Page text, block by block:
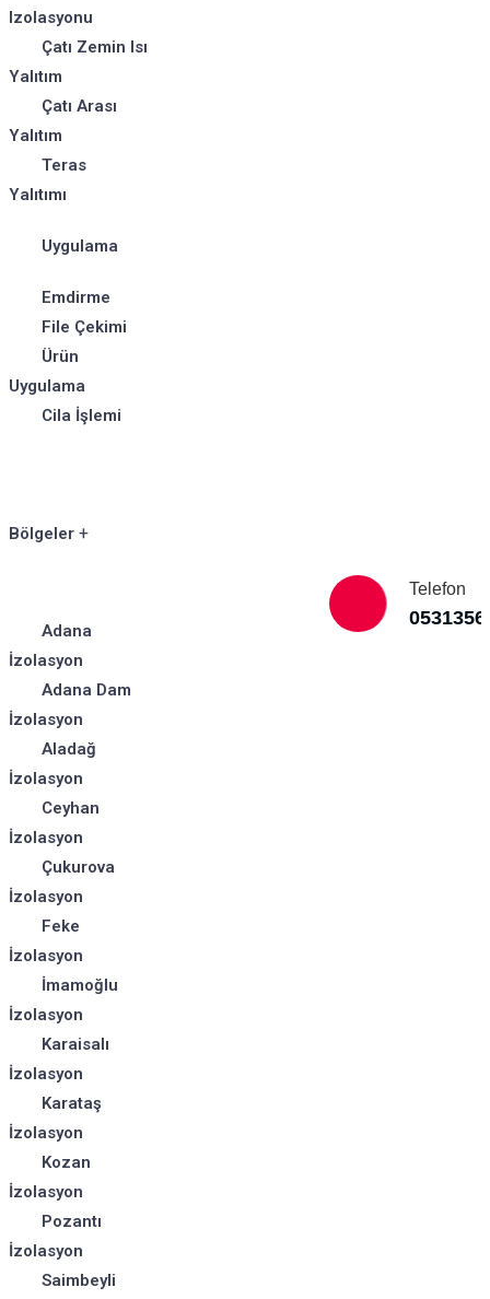
Izolasyonu
Çatı Zemin Isı
Yalıtım
Çatı Arası
Yalıtım
Teras
Yalıtımı
Uygulama
Emdirme
File Çekimi
Ürün
Uygulama
Cila İşlemi
Bölgeler
Adana
İzolasyon
Adana Dam
İzolasyon
Aladağ
İzolasyon
Ceyhan
İzolasyon
Çukurova
İzolasyon
Feke
İzolasyon
İmamoğlu
İzolasyon
Karaisalı
İzolasyon
Karataş
İzolasyon
Kozan
İzolasyon
Pozantı
İzolasyon
Saimbeyli
Telefon